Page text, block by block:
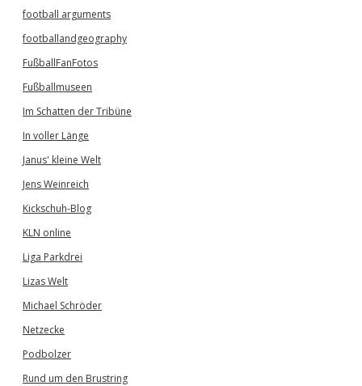
football arguments
footballandgeography
FußballFanFotos
Fußballmuseen
Im Schatten der Tribüne
In voller Länge
Janus' kleine Welt
Jens Weinreich
Kickschuh-Blog
KLN online
Liga Parkdrei
Lizas Welt
Michael Schröder
Netzecke
Podbolzer
Rund um den Brustring